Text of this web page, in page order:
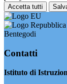
Accetta tutti
Bentegodi
Contatti
Istituto di